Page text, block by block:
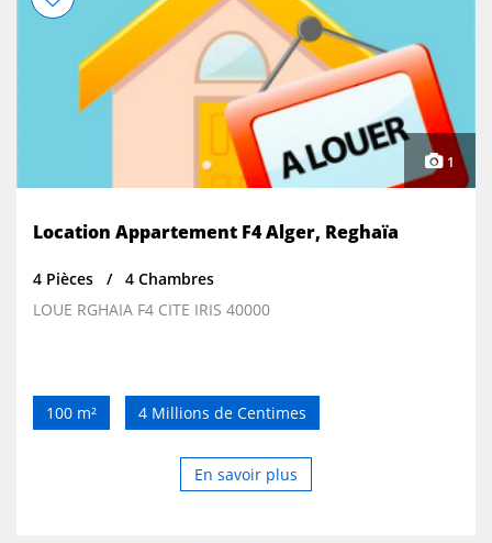
1
Location Appartement F4 Alger, Reghaïa
4 Pièces
4 Chambres
LOUE RGHAIA F4 CITE IRIS 40000
100 m² 4 Millions de Centimes
En savoir plus